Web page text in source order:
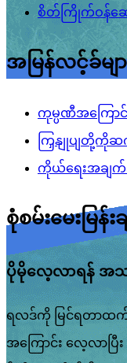
စိတ်ကြိုက်ဝန်ဆ
အမြန်လင့်ခ်မျာ
ကုမ္ပဏီအကြောင်
ကြှနျုပျတို့ကိုဆ
ကိုယ်ရေးအချ
စုံစမ်းမေးမြန်း
ပိုမိုလေ့လာရန် အသင့်
ရလဒ်ကို မြင်ရတာထက်
အကြောင်း လေ့လာပ